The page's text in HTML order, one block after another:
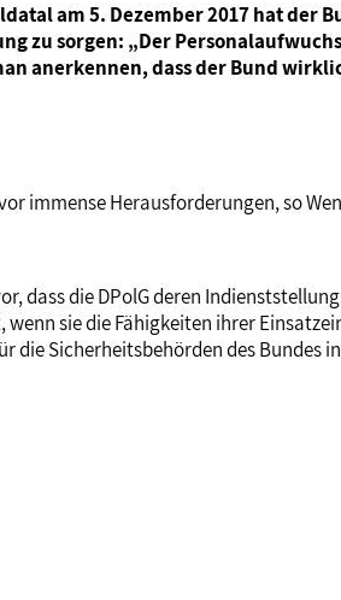
am 5. Dezember 2017 hat der
zu sorgen: „Der
anerkennen, dass der Bund
immense Herausforderungen, so
dass die DPolG deren
sie die Fähigkeiten ihrer
Sicherheitsbehörden des